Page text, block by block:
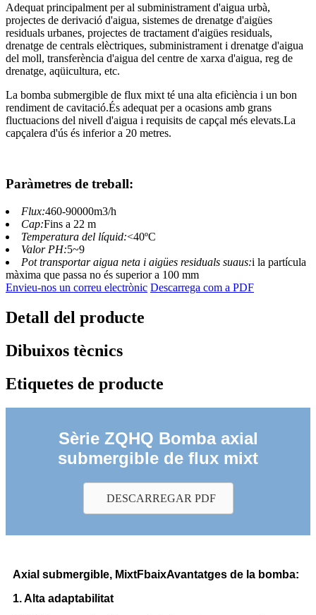
Adequat principalment per al subministrament d'aigua urbà,
projectes de derivació d'aigua, sistemes de drenatge d'aigües
residuals urbanes, projectes de tractament d'aigües residuals,
drenatge de centrals elèctriques, subministrament i drenatge d'aigua
del moll, transferència d'aigua del centre de xarxa d'aigua, reg de
drenatge, aqüicultura, etc.
La bomba submergible de flux mixt té una alta eficiència i un bon
rendiment de cavitació.És adequat per a ocasions amb grans
fluctuacions del nivell d'aigua i requisits de capçal més elevats.La
capçalera d'ús és inferior a 20 metres.
Paràmetres de treball:
Flux:460-90000m3/h
Cap:Fins a 22 m
Temperatura del líquid:<40ºC
Valor PH:5~9
Pot transportar aigua neta i aigües residuals suaus:i la partícula
màxima que passa no és superior a 100 mm
Envieu-nos un correu electrònic Descarrega com a PDF
Detall del producte
Dibuixos tècnics
Etiquetes de producte
Sèrie ZQHQ Bomba axial
submergible de flux mixt
DESCARREGAR PDF
Axial submergible, MixtFbaixAvantatges de la bomba:
1. Alta adaptabilitat